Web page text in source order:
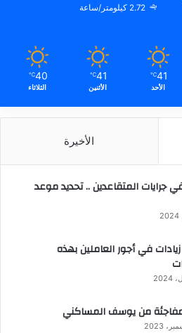
2.72 كيلومتر/ساعة
41
℃
الأحد
41
℃
الأثنين
40
℃
الثلاثاء
الأخيرة
جرايات المتقاعدين .. تحديد موعد
في أجور العاملين بهذه
من يوسف المساكني